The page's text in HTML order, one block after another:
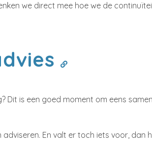
we direct mee hoe we de
Dit is een goed moment om eens
En valt er toch iets voor, dan